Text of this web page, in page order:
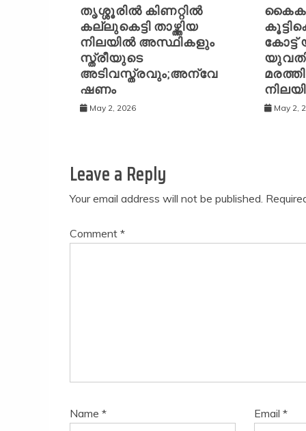
തൃശ്ശൂരിൽ കിണറ്റിൽ
കല്ലുകെട്ടി താഴ്ത്തിയ
നിലയിൽ അസ്ഥികളും
സ്ത്രീയുടെ
അടിവസ്ത്രവും;അന്വേ
ഷണം
May 2, 2026 May 2,
Leave a Reply
Your email address will not be published.
Comment *
Name * Email*